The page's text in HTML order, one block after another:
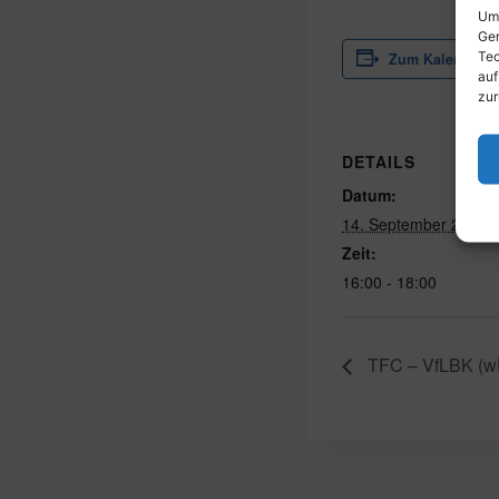
Zum Kalender
DETAILS
Datum:
14. September 2025
Zeit:
16:00 - 18:00
TFC – VfLBK